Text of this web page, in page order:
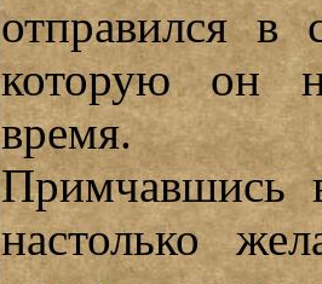
отправился в
которую он
время.
Примчавшись
настолько